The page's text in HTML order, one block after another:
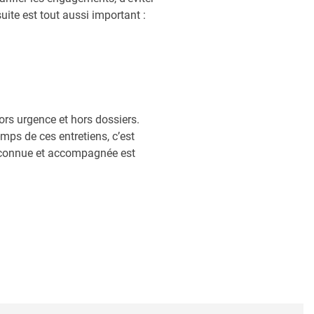
est tout aussi important :
urgence et hors dossiers.
de ces entretiens, c’est
et accompagnée est